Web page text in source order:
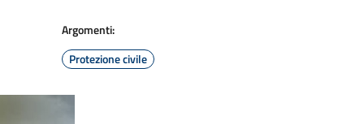
Argomenti:
Protezione civile